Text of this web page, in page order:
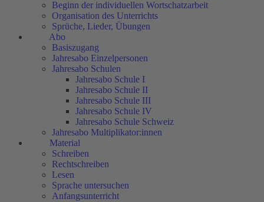
Beginn der individuellen Wortschatzarbeit
Organisation des Unterrichts
Sprüche, Lieder, Übungen
Abo
Basiszugang
Jahresabo Einzelpersonen
Jahresabo Schulen
Jahresabo Schule I
Jahresabo Schule II
Jahresabo Schule III
Jahresabo Schule IV
Jahresabo Schule Schweiz
Jahresabo Multiplikator:innen
Material
Schreiben
Rechtschreiben
Lesen
Sprache untersuchen
Anfangsunterricht